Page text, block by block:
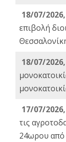
18/07/
επιβολή
18/07/
17/07/
τις
24ωρου από